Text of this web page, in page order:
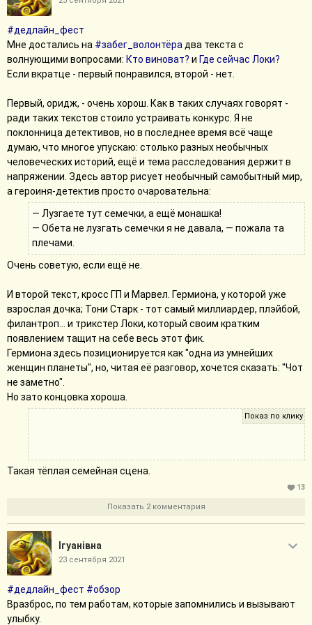
подевался главный герой... и на оба вопроса у меня ответ один
и тот же - может быть, он оказался даже немного не в нашем
мире)) В общем, если бы эти двое друг друга встретили, я даже
была бы не против =))
Спасибо оргкоманде, а также комментаторам - это была
насыщенная неделя!
Свернуть сообщение
#дедлайн_фест
Мне достались на #забег_волонтёра два текста с
волнующими вопросами: Кто виноват? и Где сейчас Локи?
Если вкратце - первый понравился, второй - нет.
Первый, оридж, - очень хорош. Как в таких случаях говорят -
ради таких текстов стоило устраивать конкурс. Я не
поклонница детективов, но в последнее время всё чаще
думаю, что многое упускаю: столько разных необычных
человеческих историй, ещё и тема расследования держит в
напряжении. Здесь автор рисует необычный самобытный мир,
а героиня-детектив просто очаровательна:
— Лузгаете тут семечки, а ещё монашка!
— Обета не лузгать семечки я не давала, — пожала та
плечами.
Очень советую, если ещё не.
И второй текст, кросс ГП и Марвел. Гермиона, у которой уже
взрослая дочка; Тони Старк - тот самый миллиардер, плэйбой,
филантроп... и трикстер Локи, который своим кратким
появлением тащит на себе весь этот фик.
Гермиона здесь позиционируется как "одна из умнейших
женщин планеты", но, читая её разговор, хочется сказать: "Чот
не заметно".
Но зато концовка хороша.
Такая тёплая семейная сцена.
13
Показать 2 комментария
Iгуанiвна
23 сентября 2021
#дедлайн_фест #обзор
Вразброс, по тем работам, которые запомнились и вызывают
улыбку.